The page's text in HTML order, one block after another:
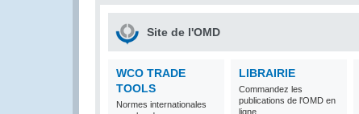
Site de l'OMD
WCO TRADE
TOOLS
Normes internationales
LIBRAIRIE
Commandez les
publications de l'OMD en
ligne